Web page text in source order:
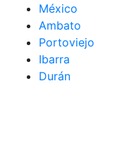
México
Ambato
Portoviejo
Ibarra
Durán